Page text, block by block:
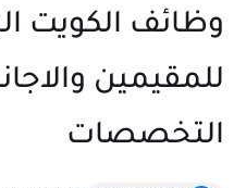
للمقيمين
التخصصات